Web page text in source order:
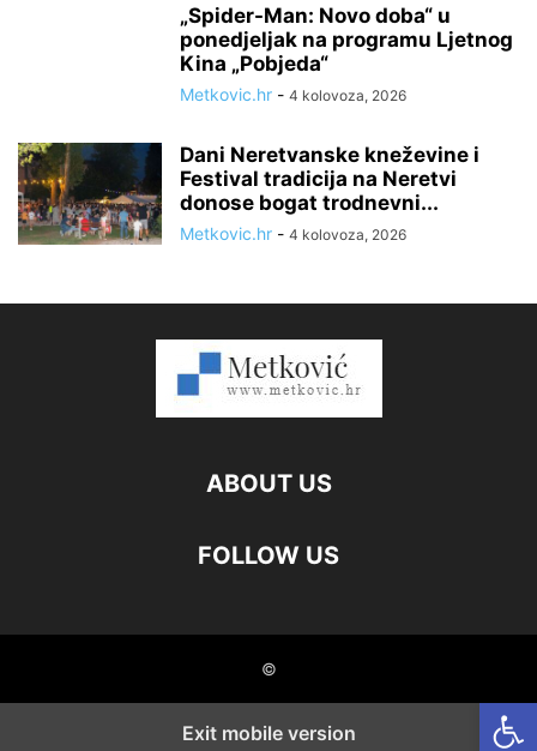
„Spider-Man: Novo doba“ u
ponedjeljak na programu Ljetnog
Kina „Pobjeda“
Metkovic.hr - 4 kolovoza, 2026
Dani Neretvanske kneževine i
Festival tradicija na Neretvi
donose bogat trodnevni...
Metkovic.hr - 4 kolovoza, 2026
ABOUT US
FOLLOW US
©
Exit mobile version